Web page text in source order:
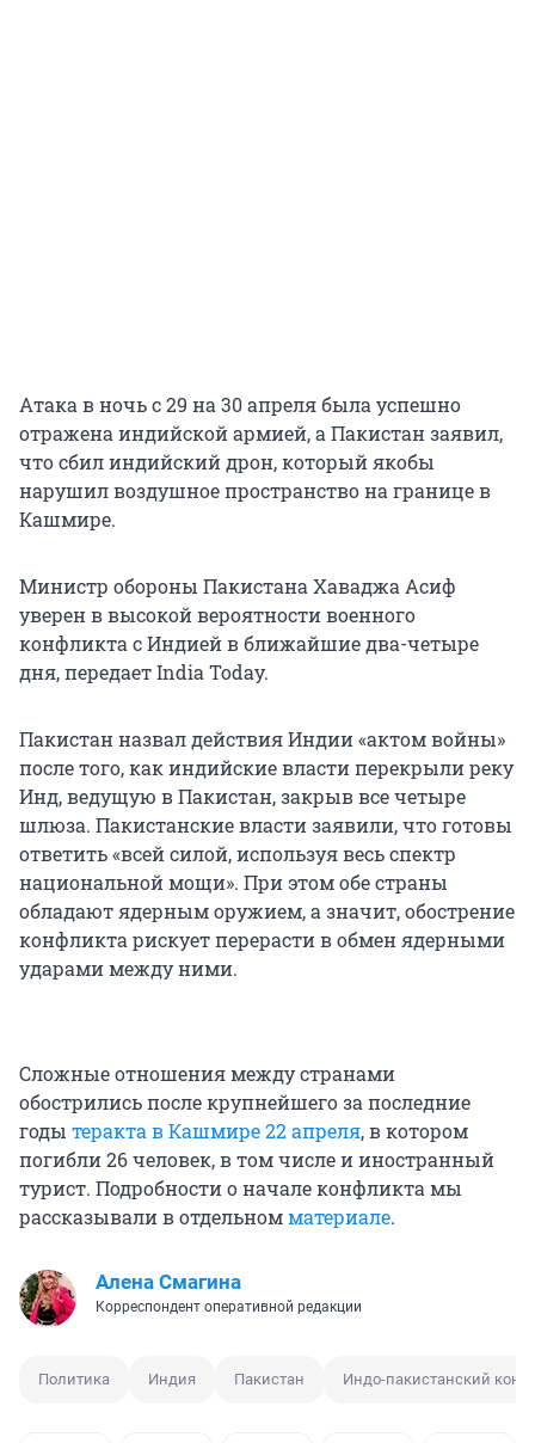
Атака в ночь с 29 на 30 апреля была успешно
отражена индийской армией, а Пакистан заявил,
что сбил индийский дрон, который якобы
нарушил воздушное пространство на границе в
Кашмире.
Министр обороны Пакистана Хаваджа Асиф
уверен в высокой вероятности военного
конфликта с Индией в ближайшие два-четыре
дня, передает India Today.
Пакистан назвал действия Индии «актом войны»
после того, как индийские власти перекрыли реку
Инд, ведущую в Пакистан, закрыв все четыре
шлюза. Пакистанские власти заявили, что готовы
ответить «всей силой, используя весь спектр
национальной мощи». При этом обе страны
обладают ядерным оружием, а значит, обострение
конфликта рискует перерасти в обмен ядерными
ударами между ними.
Сложные отношения между странами
обострились после крупнейшего за последние
годы теракта в Кашмире 22 апреля, в котором
погибли 26 человек, в том числе и иностранный
турист. Подробности о начале конфликта мы
рассказывали в отдельномматериале.
Алена Смагина
Корреспондент оперативной редакции
Политика Индия Пакистан Индо-пакистанский